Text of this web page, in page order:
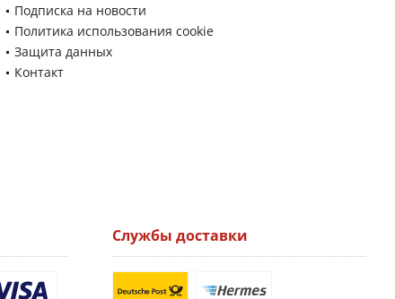
Подписка на новости
Политика использования cookie
Защита данных
Контакт
Службы доставки